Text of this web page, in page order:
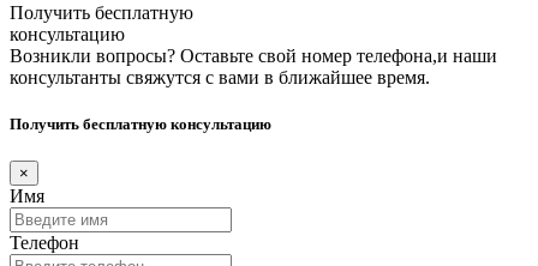
Получить бесплатную
консультацию
Возникли вопросы? Оставьте свой номер телефона,и наши
консультанты свяжутся с вами в ближайшее время.
Получить бесплатную консультацию
×
Имя
Телефон